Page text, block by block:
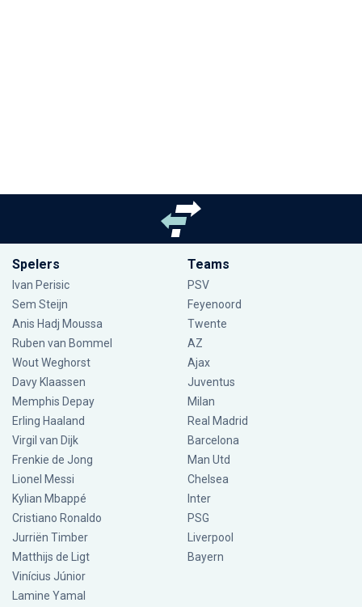
Spelers
Ivan Perisic
Sem Steijn
Anis Hadj Moussa
Ruben van Bommel
Wout Weghorst
Davy Klaassen
Memphis Depay
Erling Haaland
Virgil van Dijk
Frenkie de Jong
Lionel Messi
Kylian Mbappé
Cristiano Ronaldo
Jurriën Timber
Matthijs de Ligt
Vinícius Júnior
Lamine Yamal
Teams
PSV
Feyenoord
Twente
AZ
Ajax
Juventus
Milan
Real Madrid
Barcelona
Man Utd
Chelsea
Inter
PSG
Liverpool
Bayern